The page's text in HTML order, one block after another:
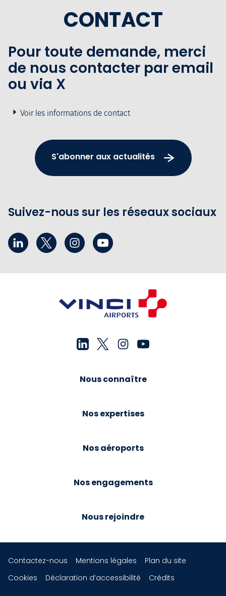
CONTACT
Pour toute demande, merci
de nous contacter par email
ou via X
Voir les informations de contact
S'abonner aux actualités
Suivez-nous sur les réseaux sociaux
Nous connaître
Nos expertises
Nos aéroports
Nos engagements
Nous rejoindre
Contactez-nous Mentions légales
Plan du site
Cookies
Déclaration d’accessibilité Crédits